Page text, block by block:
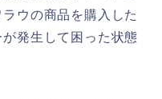
ウの商品を購入した
発生して困った状態